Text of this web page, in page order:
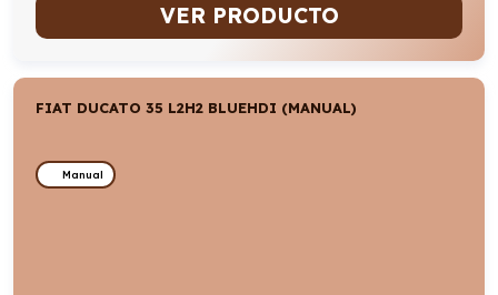
VER PRODUCTO
FIAT DUCATO 35 L2H2 BLUEHDI (MANUAL)
Manual